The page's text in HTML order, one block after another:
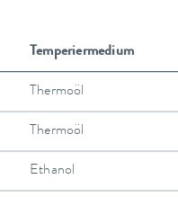
Temperiermedium
Thermoöl
Thermoöl
Ethanol